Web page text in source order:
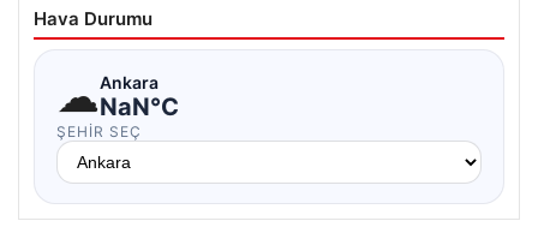
Hava Durumu
☁Ankara
NaN°C
ŞEHIR SEÇ